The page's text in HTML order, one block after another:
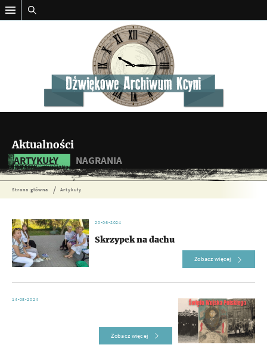
Aktualności
ARTYKUŁY
NAGRANIA
Strona główna Artykuły
20-06-2024
Skrzypek na dachu
Zobacz więcej
14-08-2024
Zobacz więcej